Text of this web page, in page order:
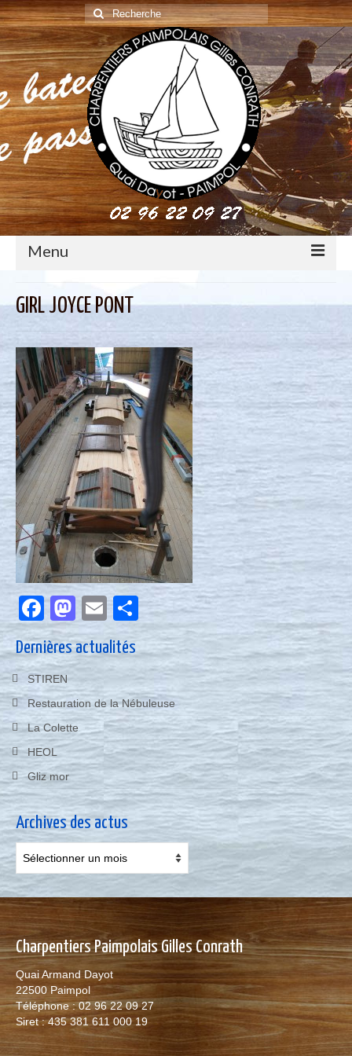
Rechercher
:
Menu
construction : le métier de charpentier de marine
Restauration de bateaux bois
Nous contacter
Actualités
GIRL JOYCE PONT
Facebook
Mastodon
EmailPartager
Dernières actualités
STIREN
Restauration de la Nébuleuse
La Colette
HEOL
Gliz mor
Archives des actus
des
actus
Charpentiers Paimpolais Gilles Conrath
Quai Armand Dayot
22500 Paimpol
Téléphone : 02 96 22 09 27
Siret : 435 381 611 000 19